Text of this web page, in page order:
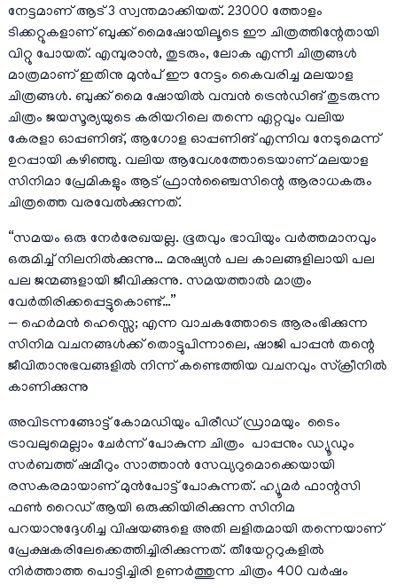
നേട്ടമാണ് ആട് 3 സ്വന്തമാക്കിയത്. 23000 ത്തോളം
ടിക്കറ്റുകളാണ് ബുക്ക് മൈഷോയിലൂടെ ഈ ചിത്രത്തിന്റേതായി
വിറ്റു പോയത്. എമ്പുരാൻ, തുടരും, ലോക എന്നീ ചിത്രങ്ങൾ
മാത്രമാണ് ഇതിനു മുൻപ് ഈ നേട്ടം കൈവരിച്ച മലയാള
ചിത്രങ്ങൾ. ബുക്ക് മൈ ഷോയിൽ വമ്പൻ ട്രെൻഡിങ് തുടരുന്ന
ചിത്രം ജയസൂര്യയുടെ കരിയറിലെ തന്നെ ഏറ്റവും വലിയ
കേരളാ ഓപ്പണിങ്, ആഗോള ഓപ്പണിങ് എന്നിവ നേടുമെന്ന്
ഉറപ്പായി കഴിഞ്ഞു. വലിയ ആവേശത്തോടെയാണ് മലയാള
സിനിമാ പ്രേമികളും ആട് ഫ്രാൻഞ്ചൈസിന്റെ ആരാധകരും
ചിത്രത്തെ വരവേൽക്കുന്നത്.
“സമയം ഒരു നേർരേഖയല്ല. ഭൂതവും ഭാവിയും വർത്തമാനവും
ഒരുമിച്ച് നിലനിൽക്കുന്നു… മനുഷ്യൻ പല കാലങ്ങളിലായി പല
പല ജന്മങ്ങളായി ജീവിക്കുന്നു. സമയത്താൽ മാത്രം
വേർതിരിക്കപ്പെട്ടുകൊണ്ട്…”
— ഹെർമൻ ഹെസ്സെ; എന്ന വാചകത്തോടെ ആരംഭിക്കുന്ന
സിനിമ വചനങ്ങൾക്ക് തൊട്ടുപിന്നാലെ, ഷാജി പാപ്പൻ തന്റെ
ജീവിതാനുഭവങ്ങളിൽ നിന്ന് കണ്ടെത്തിയ വചനവും സ്‌ക്രീനിൽ
കാണിക്കുന്നു
അവിടന്നങ്ങോട്ട് കോമഡിയും പിരീഡ് ഡ്രാമയും ടൈം
ട്രാവലുമെല്ലാം ചേർന്ന് പോകുന്ന ചിത്രം പാപ്പനും ഡ്യൂഡും
സർബത്ത് ഷമീറും സാത്താൻ സേവ്യറുമൊക്കെയായി
രസകരമായാണ് മുൻപോട്ട് പോകുന്നത്. ഹ്യൂമർ ഫാന്റസി
ഫൺ റൈഡ് ആയി ഒരുക്കിയിരിക്കുന്ന സിനിമ
പറയാനുദ്ദേശിച്ച വിഷയങ്ങളെ അതി ലളിതമായി തന്നെയാണ്
പ്രേക്ഷകരിലേക്കെത്തിച്ചിരിക്കുന്നത്. തീയേറ്ററുകളിൽ
നിർത്താത്ത പൊട്ടിച്ചിരി ഉണർത്തുന്ന ചിത്രം 400 വർഷം